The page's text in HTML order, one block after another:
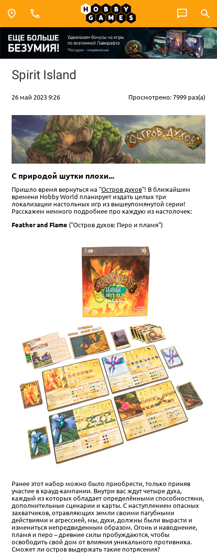
Spirit Island
26 май 2023 9:26 Просмотрено: 7999 раз(а)
С природой шутки плохи...
Пришло время вернуться на "Остров духов"! В ближайшем
времени Hobby World планирует издать целых три
локализации настольных игр из вышеупомянутой серии!
Расскажем немного подробнее про каждую из настолочек:
Feather and Flame ("Остров духов: Перо и пламя")
Ранее этот набор можно было приобрести, только приняв
участие в крауд-кампании. Внутри вас ждут четыре духа,
каждый из которых обладает определёнными способностями,
дополнительные сценарии и карты. С наступлением опасных
захватчиков, отравляющих земли своими пагубными
действиями и агрессией, мы, духи, должны были вырасти и
измениться непредвиденным образом. Огонь и наводнение,
пламя и перо – древние силы пробуждаются, чтобы
освободить свой дом от влияния уникального противника.
Сможет ли остров выдержать такие потрясения?